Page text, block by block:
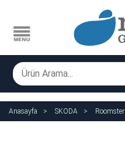
Anasayfa SKODA Roomster